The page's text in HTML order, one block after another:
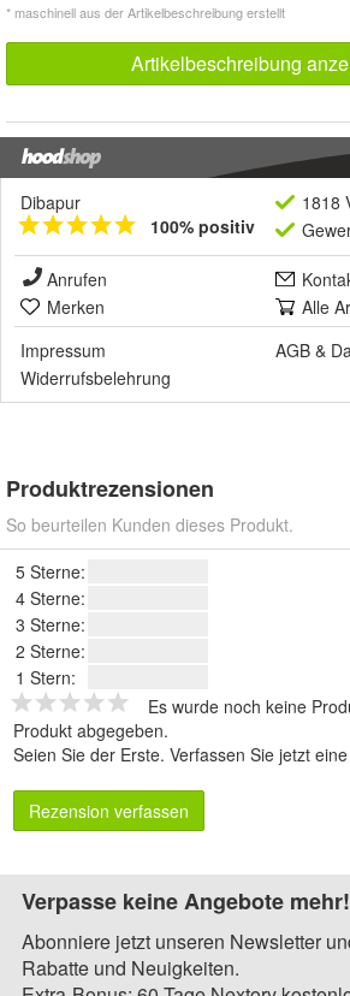
* maschinell aus der Artikelbeschreibung erstellt
Artikelbeschreibung
Dibapur
100% positiv
1818
Anrufen
Merken
Alle
Impressum
AGB &
Widerrufsbelehrung
Produktrezensionen
So beurteilen Kunden dieses Produkt.
5 Sterne:
4 Sterne:
3 Sterne:
2 Sterne:
1 Stern:
Es wurde noch keine
Produkt abgegeben.
Seien Sie der Erste. Verfassen Sie jetzt
Rezension verfassen
Verpasse keine Angebote mehr!
Abonniere jetzt unseren Newsletter
Rabatte und Neuigkeiten.